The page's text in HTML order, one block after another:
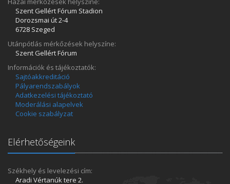
Szent Gellért Fórum Stadion
Dorozsmai út 2-4
6728 Szeged
Utánpótlás mérkőzések helyszíne:
Szent Gellért Fórum
Információk és tájékoztatók:
Sajtóakkreditáció
Pályarendszabályok
Adatkezelési tájékoztató
Moderálási alapelvek
Cookie szabályzat
Elérhetőségeink
Székhely és levelezési cím:
Aradi Vértanúk tere 2.